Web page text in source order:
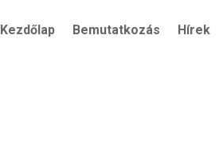
Kezdőlap Bemutatkozás Hírek